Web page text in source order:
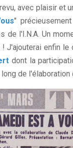
avec plaisir et
"
de l'I.N.A. Un
J'ajouterai enfin le
dont la
de l'élaboration